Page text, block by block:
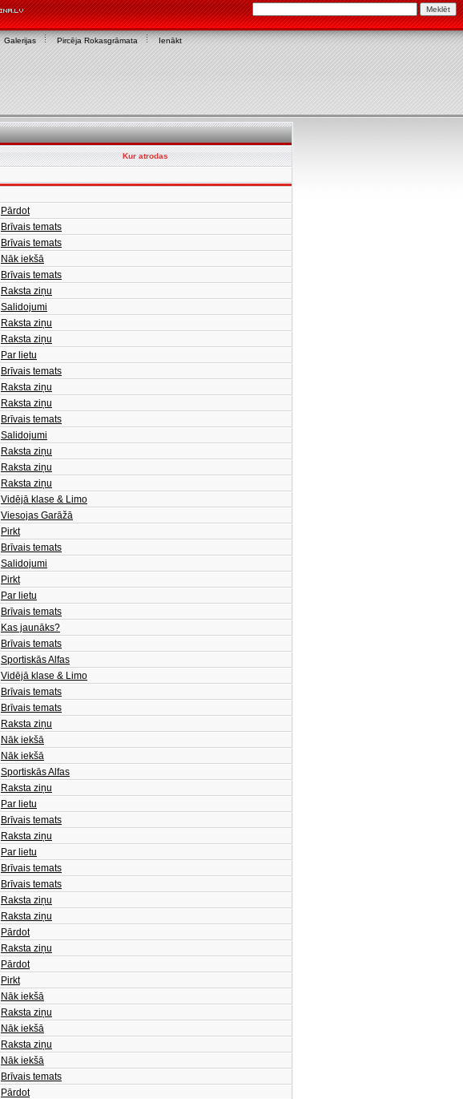
Galerijas Pircēja Rokasgrāmata Ienākt
Kur atrodas
Pārdot
Brīvais temats
Brīvais temats
Nāk iekšā
Brīvais temats
Raksta ziņu
Salidojumi
Raksta ziņu
Raksta ziņu
Par lietu
Brīvais temats
Raksta ziņu
Raksta ziņu
Brīvais temats
Salidojumi
Raksta ziņu
Raksta ziņu
Raksta ziņu
Vidējā klase & Limo
Viesojas Garāžā
Pirkt
Brīvais temats
Salidojumi
Pirkt
Par lietu
Brīvais temats
Kas jaunāks?
Brīvais temats
Sportiskās Alfas
Vidējā klase & Limo
Brīvais temats
Brīvais temats
Raksta ziņu
Nāk iekšā
Nāk iekšā
Sportiskās Alfas
Raksta ziņu
Par lietu
Brīvais temats
Raksta ziņu
Par lietu
Brīvais temats
Brīvais temats
Raksta ziņu
Raksta ziņu
Pārdot
Raksta ziņu
Pārdot
Pirkt
Nāk iekšā
Raksta ziņu
Nāk iekšā
Raksta ziņu
Nāk iekšā
Brīvais temats
Pārdot